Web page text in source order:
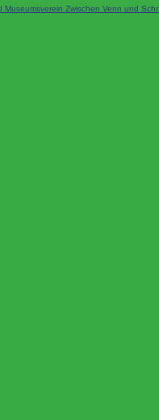
Museumsverein Zwischen Venn und